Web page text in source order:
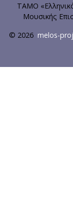
ΤΑΜΟ
Μουσικής
© 2026 melos-